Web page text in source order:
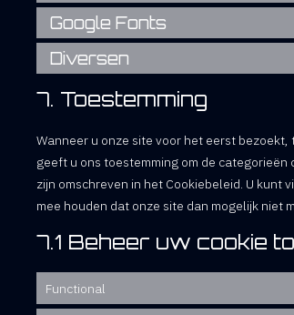
Google Fonts
Diversen
7. Toestemming
Wanneer u onze site voor het eerst bezoekt,
geeft u ons toestemming om de
zijn omschreven in het Cookiebeleid. U
mee houden dat onze site dan mogelijk niet
7.1 Beheer uw cookie
Functional